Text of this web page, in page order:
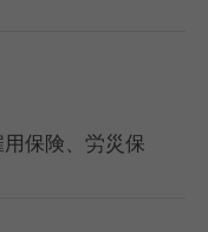
保険、労災保